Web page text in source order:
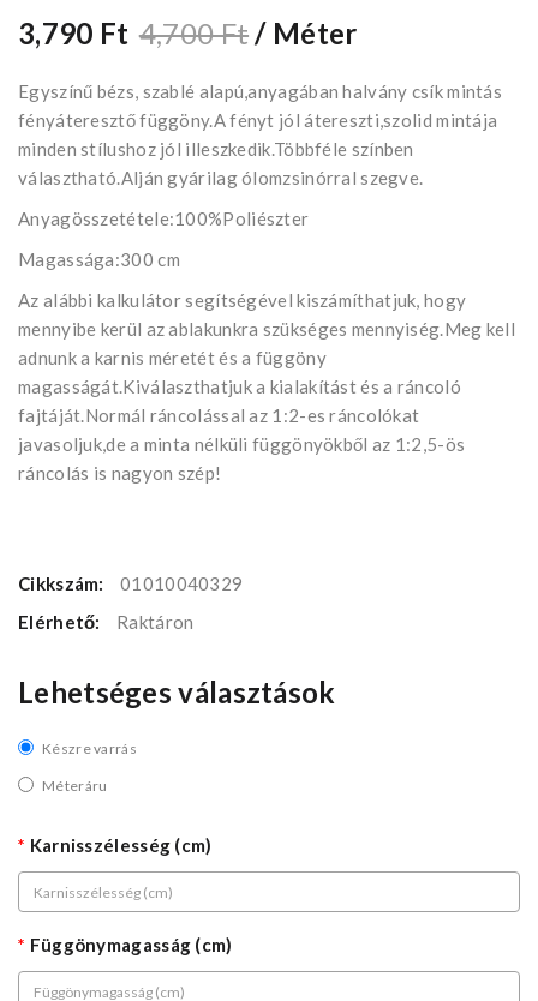
3,790 Ft 4,700 Ft/ Méter
Egyszínű bézs, szablé alapú,anyagában halvány csík mintás
fényáteresztő függöny.A fényt jól átereszti,szolid mintája
minden stílushoz jól illeszkedik.Többféle színben
választható.Alján gyárilag ólomzsinórral szegve.
Anyagösszetétele:100%Poliészter
Magassága:300 cm
Az alábbi kalkulátor segítségével kiszámíthatjuk, hogy
mennyibe kerül az ablakunkra szükséges mennyiség.Meg kell
adnunk a karnis méretét és a függöny
magasságát.Kiválaszthatjuk a kialakítást és a ráncoló
fajtáját.Normál ráncolással az 1:2-es ráncolókat
javasoljuk,de a minta nélküli függönyökből az 1:2,5-ös
ráncolás is nagyon szép!
Cikkszám:
01010040329
Elérhető:
Raktáron
Lehetséges választások
Készre varrás
Méteráru
Karnisszélesség (cm)
Függönymagasság (cm)